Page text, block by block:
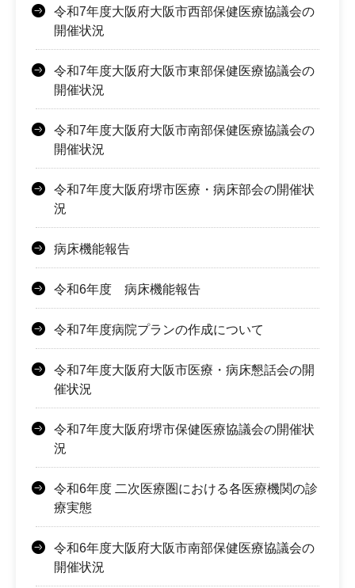
令和7年度大阪府大阪市西部保健医療協議会の
開催状況
令和7年度大阪府大阪市東部保健医療協議会の
開催状況
令和7年度大阪府大阪市南部保健医療協議会の
開催状況
令和7年度大阪府堺市医療・病床部会の開催状
況
病床機能報告
令和6年度 病床機能報告
令和7年度病院プランの作成について
令和7年度大阪府大阪市医療・病床懇話会の開
催状況
令和7年度大阪府堺市保健医療協議会の開催状
況
令和6年度 二次医療圏における各医療機関の診
療実態
令和6年度大阪府大阪市南部保健医療協議会の
開催状況